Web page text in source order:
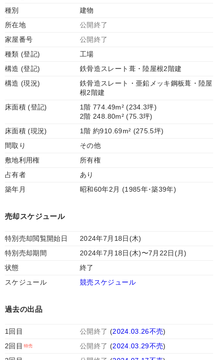
種別
建物
所在地
公開終了
家屋番号
公開終了
種類 (登記)
工場
構造 (登記)
鉄骨造スレート葺・陸屋根2階建
構造 (現況)
鉄骨造スレート・亜鉛メッキ鋼板葺・陸屋
根2階建
床面積 (登記)
1階 774.49m² (234.3坪)
2階 248.80m² (75.3坪)
床面積 (現況)
1階 約910.69m² (275.5坪)
間取り
その他
敷地利用権
所有権
占有者
あり
築年月
昭和60年2月 (1985年･築39年)
売却スケジュール
特別売却閲覧開始日
2024年7月18日(木)
特別売却期間
2024年7月18日(木)〜7月22日(月)
状態
終了
スケジュール
競売スケジュール
過去の出品
1回目 公開終了 (2024.03.26不売)
2回目
公開終了 (2024.03.29不売)